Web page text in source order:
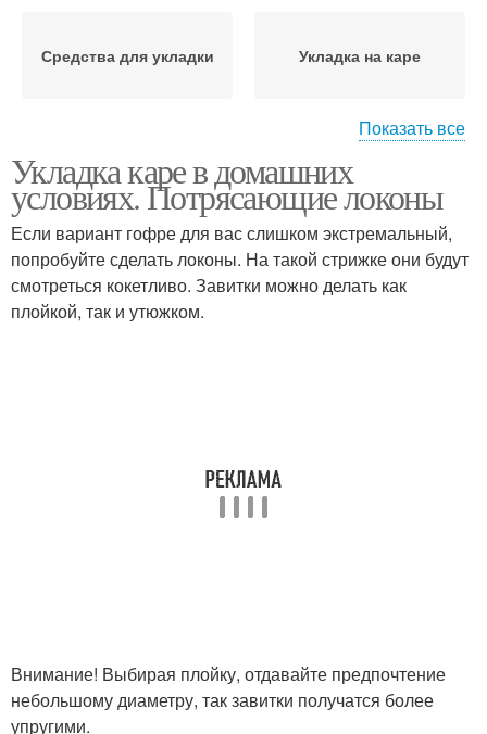
Средства для укладки Укладка на каре
Объемная укладка Модные локоны
Стильная укладка Укладки на каре
Показать все
Укладка каре в домашних
условиях. Потрясающие локоны
Если вариант гофре для вас слишком экстремальный,
попробуйте сделать локоны. На такой стрижке они будут
смотреться кокетливо. Завитки можно делать как
плойкой, так и утюжком.
Внимание! Выбирая плойку, отдавайте предпочтение
небольшому диаметру, так завитки получатся более
упругими.